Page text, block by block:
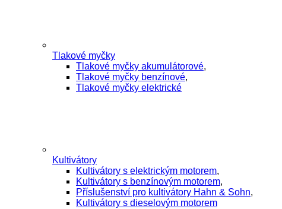
Tlakové myčky
Tlakové myčky akumulátorové,
Tlakové myčky benzínové,
Tlakové myčky elektrické
Kultivátory
Kultivátory s elektrickým motorem,
Kultivátory s benzínovým motorem,
Příslušenství pro kultivátory Hahn & Sohn,
Kultivátory s dieselovým motorem